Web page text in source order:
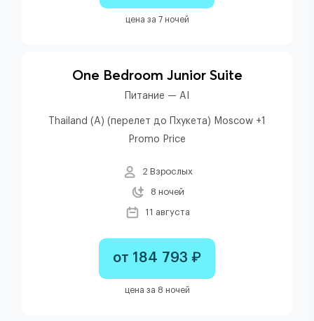
цена за 7 ночей
One Bedroom Junior Suite
Питание — AI
Thailand (A) (перелет до Пхукета) Moscow +1
Promo Price
2 Взрослых
8 ночей
11 августа
от 184 793 ₽
цена за 8 ночей